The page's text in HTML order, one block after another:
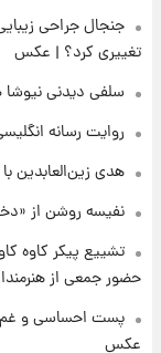
تغییری کرد؟ | عکس
سلفی دیدنی نیوشا
روایت رسانه
هدی زین‌العابدین
نفیسه روشن از
تشییع پیکر کاوه
حضور جمعی از
پست احساسی و غم
عکس